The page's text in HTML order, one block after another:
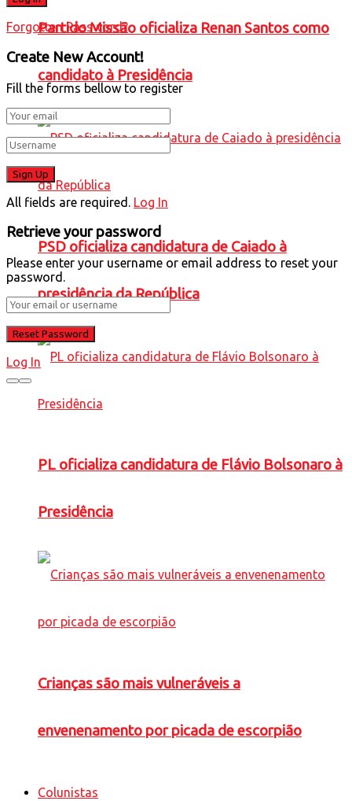
Partido Missão oficializa Renan Santos como
candidato à Presidência
PSD oficializa candidatura de Caiado à
presidência da República
PL oficializa candidatura de Flávio Bolsonaro à
Presidência
Crianças são mais vulneráveis a
envenenamento por picada de escorpião
Colunistas
Forgotten Password?
Create New Account!
Fill the forms bellow to register
All fields are required. Log In
Retrieve your password
Please enter your username or email address to reset your
password.
Log In